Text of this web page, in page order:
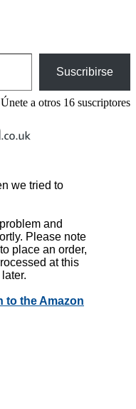
Suscribirse
Únete a otros 16 suscriptores